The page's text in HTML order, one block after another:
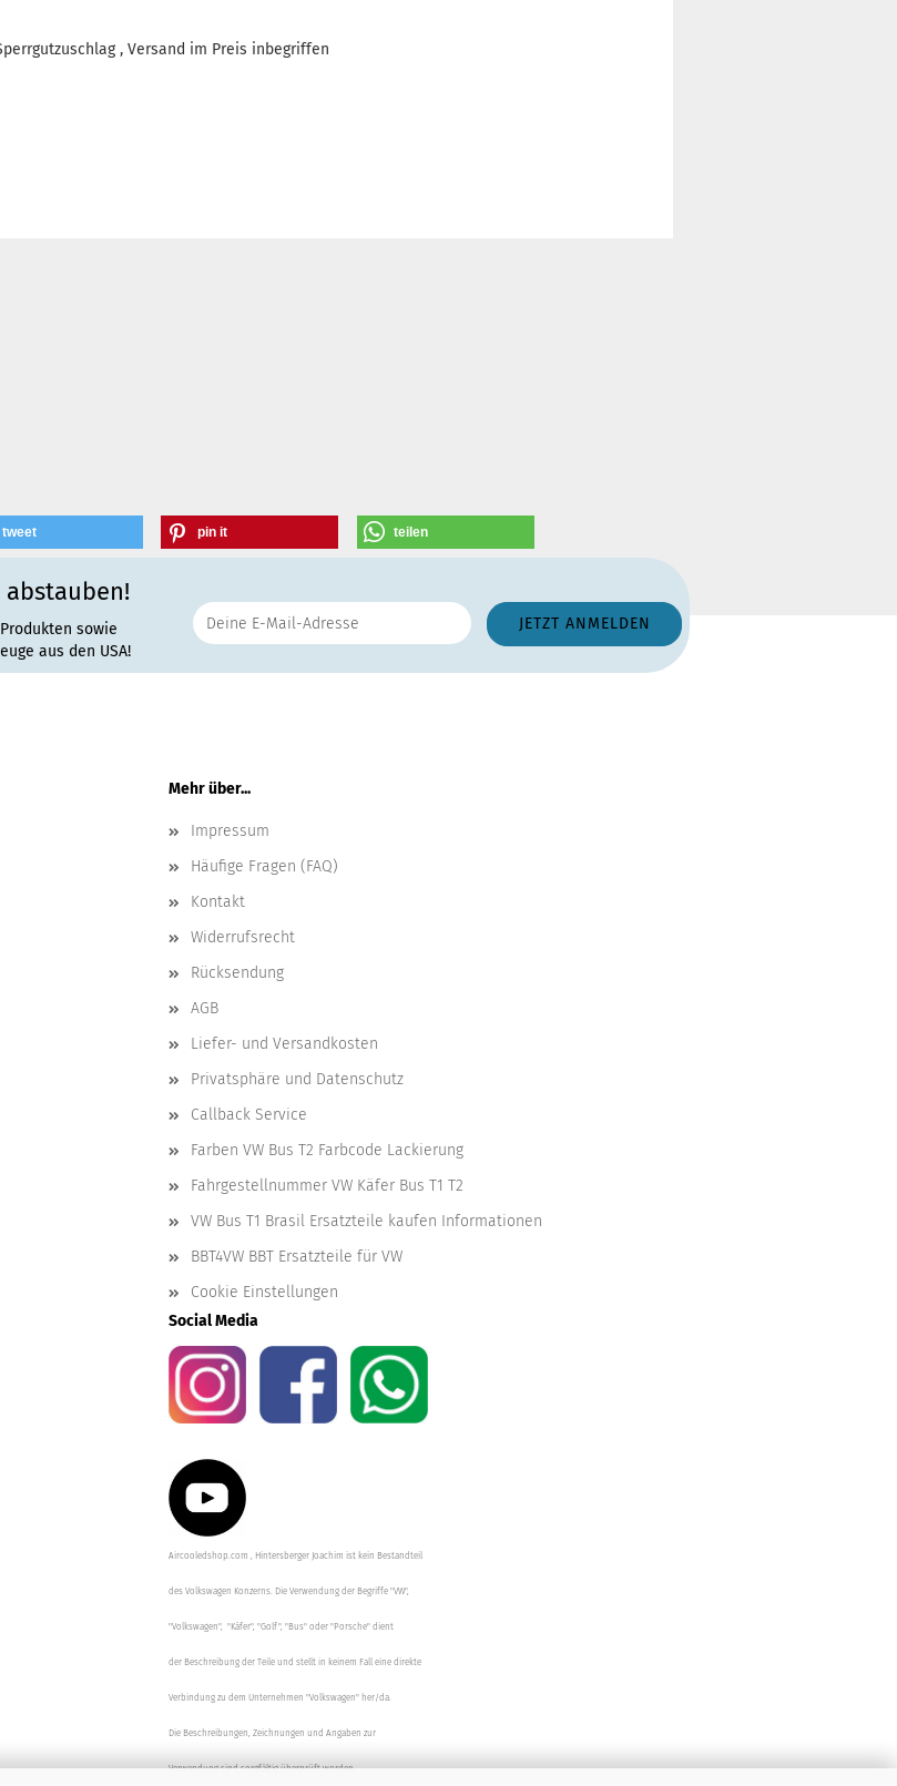
, Versand im Preis inbegriffen
tweet pin it teilen
sowie
aus den USA!
Mehr über...
Impressum
Häufige Fragen (FAQ)
Kontakt
Widerrufsrecht
Rücksendung
AGB
Liefer- und Versandkosten
Privatsphäre und Datenschutz
Callback Service
Farben VW Bus T2 Farbcode Lackierung
Fahrgestellnummer VW Käfer Bus T1 T2
VW Bus T1 Brasil Ersatzteile kaufen Informationen
BBT4VW BBT Ersatzteile für VW
Cookie Einstellungen
Social Media
Aircooledshop.com , Hintersberger Joachim ist kein Bestandteil
des Volkswagen Konzerns. Die Verwendung der Begriffe "VW",
"Volkswagen", "Käfer", "Golf", "Bus" oder "Porsche" dient
der Beschreibung der Teile und stellt in keinem Fall eine direkte
Verbindung zu dem Unternehmen "Volkswagen" her/da.
Die Beschreibungen, Zeichnungen und Angaben zur
Verwendung sind sorgfältig überprüft worden.